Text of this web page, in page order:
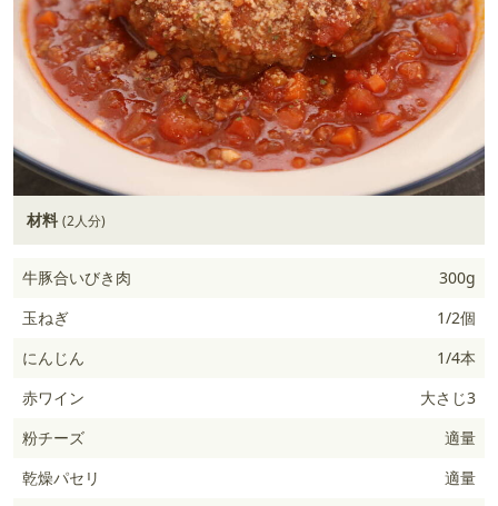
材料 (2人分)
牛豚合いびき肉
300g
玉ねぎ
1/2個
にんじん
1/4本
赤ワイン
大さじ3
粉チーズ
適量
乾燥パセリ
適量